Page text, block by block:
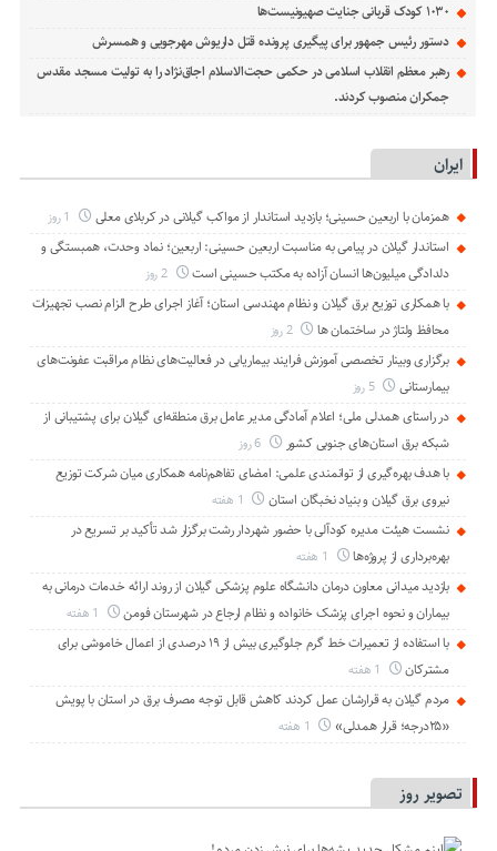
۱۰۳۰ کودک قربانی جنایت صهیونیست‌ها
دستور رئیس جمهور برای پیگیری پرونده قتل داریوش مهرجویی و همسرش
رهبر معظم انقلاب اسلامی در حکمی حجت‌الاسلام اجاق‌نژاد را به تولیت مسجد مقدس
جمکران منصوب کردند.
ایران
همزمان با اربعین حسینی؛ بازدید استاندار از مواکب گیلانی در کربلای معلی 1 روز
استاندار گیلان در پیامی به مناسبت اربعین حسینی: اربعین؛ نماد وحدت، همبستگی و
دلدادگی میلیون‌ها انسان آزاده به مکتب حسینی است
2 روز
با همکاری توزیع برق گیلان و نظام مهندسی استان؛ آغاز اجرای طرح الزام نصب تجهیزات
محافظ ولتاژ در ساختمان ها
2 روز
برگزاری وبینار تخصصی آموزش فرایند بیماریابی در فعالیت‌های نظام مراقبت عفونت‌های
بیمارستانی
5 روز
در راستای همدلی ملی؛ اعلام آمادگی مدیر عامل برق منطقه‌ای گیلان برای پشتیبانی از
شبكه برق استان‌های جنوبی كشور
6 روز
با هدف بهره‌گیری از توانمندی علمی: امضای تفاهم‌نامه همكاری میان شركت توزیع
نیروی برق گیلان و بنیاد نخبگان استان
1 هفته
نشست هیئت مدیره کودآلی با حضور شهردار رشت برگزار شد تأکید بر تسریع در
بهره‌برداری از پروژه‌ها
1 هفته
بازدید میدانی معاون درمان دانشگاه علوم پزشکی گیلان از روند ارائه خدمات درمانی به
بیماران و نحوه اجرای پزشک خانواده و نظام ارجاع در شهرستان فومن
1 هفته
با استفاده از تعمیرات خط گرم جلوگیری بیش از ۱۹ درصدی از اعمال خاموشی برای
مشتركان
1 هفته
مردم گیلان به قرارشان عمل کردند كاهش قابل توجه مصرف برق در استان با پویش
1 هفته
تصویر روز